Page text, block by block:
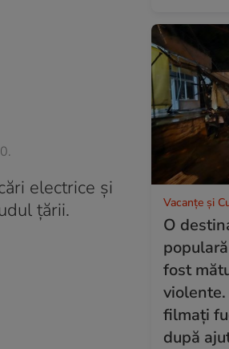
electrice și
țării.
Vacanțe și
O
fost
filmați
după